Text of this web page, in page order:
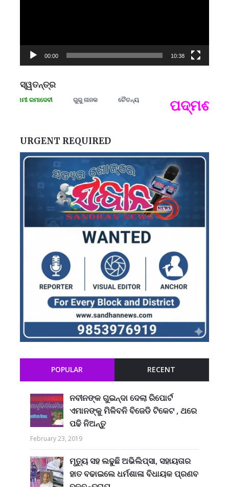
00:00 10:38
ସ୍ୱତନ୍ତ୍ର
ରମାଦେବୀ ଗୁରୁ ନାନକ ଚୈତନ୍ୟ ପଦ୍ମଶ୍ରୀ
URGENT REQUIRED
POPULAR RECENT
ନବୀନଙ୍କ ଗୁଇନ୍ଦା ଦେଲା ରିପୋର୍ଟ
ଏମାନଙ୍କୁ ମିଳିବନି ବିଜେଡି ଟିକେଟ , ଥରେ
ପଢି ନିଅନ୍ତୁ
February 23, 2019
ମୃତ୍ୟୁ ସହ ଲଢୁଛି ଅଭିଲିପ୍ସା, ସହାୟତାର
ହାତ ବଢାଇଲେ ଧର୍ମଶାଳା ବିଧାୟକ ପ୍ରଣବ